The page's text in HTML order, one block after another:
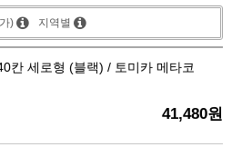
) 지역별
칸 세로형 (블랙) / 토미카 메타코
41,480원